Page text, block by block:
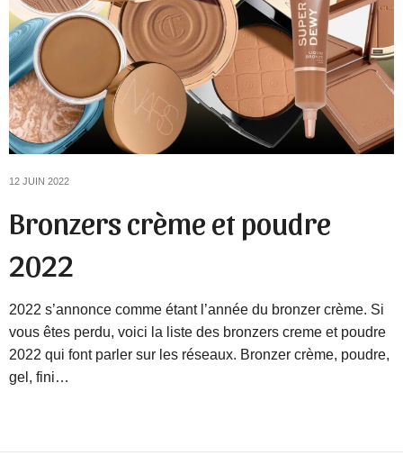
12 JUIN 2022
Bronzers crème et poudre
2022
2022 s’annonce comme étant l’année du bronzer crème. Si
vous êtes perdu, voici la liste des bronzers creme et poudre
2022 qui font parler sur les réseaux. Bronzer crème, poudre,
gel, fini…